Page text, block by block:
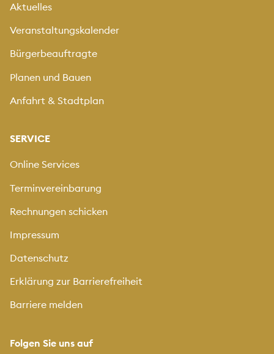
Aktuelles
Veranstaltungskalender
Bürgerbeauftragte
Planen und Bauen
Anfahrt & Stadtplan
SERVICE
Online Services
Terminvereinbarung
Rechnungen schicken
Impressum
Datenschutz
Erklärung zur Barrierefreiheit
Barriere melden
Folgen Sie uns auf